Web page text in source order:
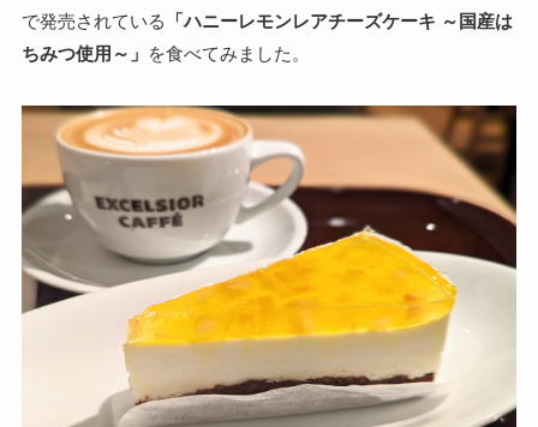
で発売されている
「ハニーレモンレアチーズケーキ ～国産は
ちみつ使用～」 を食べてみました。